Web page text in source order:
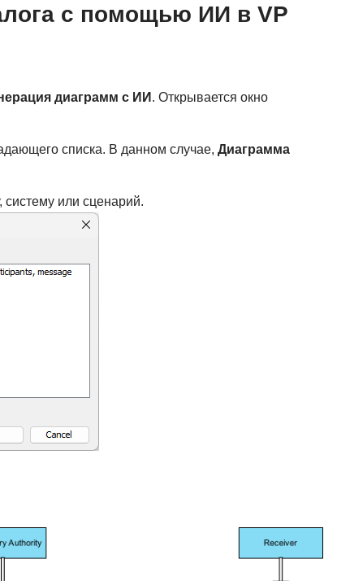
с помощью ИИ в VP
диаграмм с ИИ . Открывается окно
списка. В данном случае, Диаграмма
систему или сценарий.